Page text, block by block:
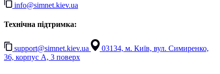
info@simnet.kiev.ua
Технічна підтримка:
support@simnet.kiev.ua
03134, м. Київ, вул. Симиренко,
36, корпус А, 3 поверх